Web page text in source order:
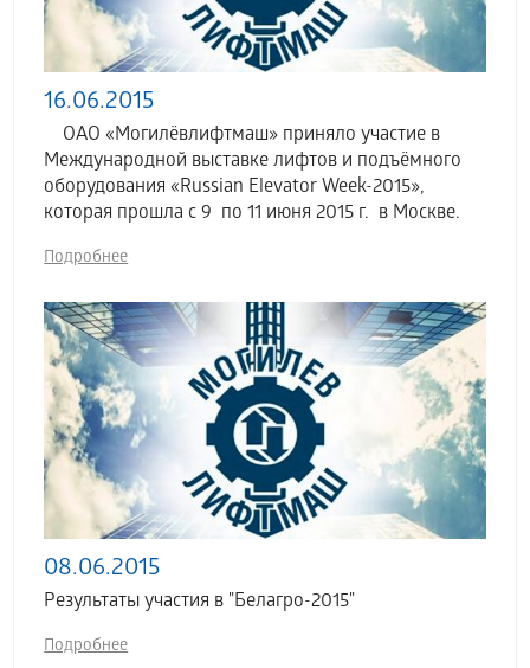
16.06.2015
ОАО «Могилёвлифтмаш» приняло участие в
Международной выставке лифтов и подъёмного
оборудования «Russian Elevator Week-2015»,
которая прошла с 9 по 11 июня 2015 г. в Москве.
Подробнее
08.06.2015
Результаты участия в "Белагро-2015"
Подробнее